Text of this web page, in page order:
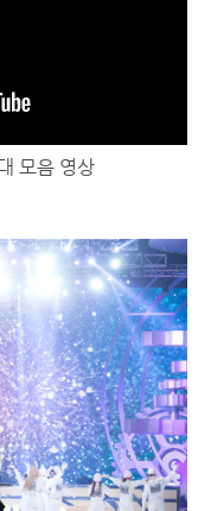
모음 영상